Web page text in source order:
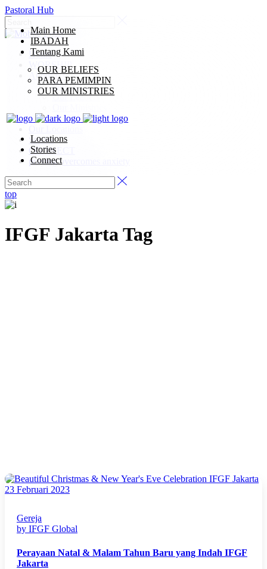
Pastoral Hub
Main Home
IBADAH
Tentang Kami
OUR BELIEFS
PARA PEMIMPIN
OUR MINISTRIES
Locations
Stories
Connect
Home
WORSHIP
About Us
Our Beliefs
Our Leaders
Our Synod
Stories
CONNECT
praying overcomes anxiety
top
IFGF Jakarta Tag
23 Februari 2023
Gereja
by IFGF Global
Perayaan Natal & Malam Tahun Baru yang Indah IFGF
Jakarta